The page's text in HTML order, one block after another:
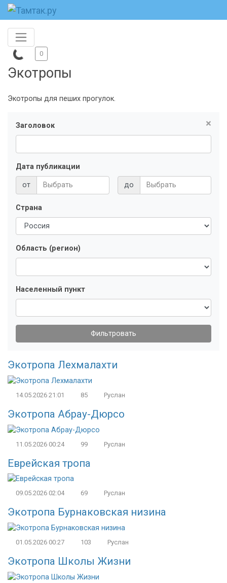
Экотропы
0
Экотропы для пеших прогулок.
×
Заголовок
Дата публикации
от до
Страна
Область (регион)
Населенный пункт
Фильтровать
Экотропа Лехмалахти
14.05.2026 21:01 85 Руслан
Экотропа Абрау-Дюрсо
11.05.2026 00:24 99 Руслан
Еврейская тропа
09.05.2026 02:04 69 Руслан
Экотропа Бурнаковская низина
01.05.2026 00:27 103 Руслан
Экотропа Школы Жизни